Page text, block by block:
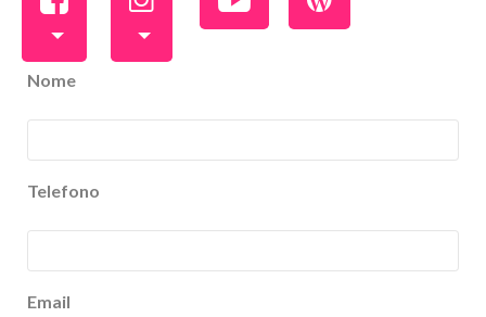
Nome
Telefono
Email